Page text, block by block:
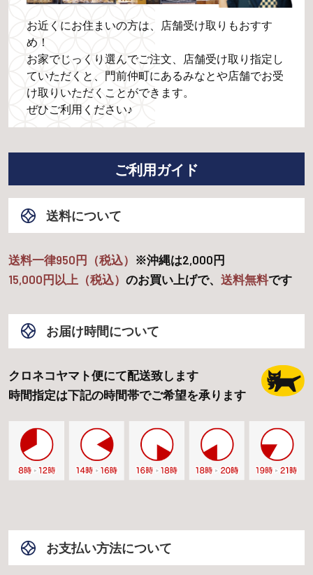
お近くにお住まいの方は、店舗受け取りもおすす
め！
お家でじっくり選んでご注文、店舗受け取り指定し
ていただくと、門前仲町にあるみなとや店舗でお受
け取りいただくことができます。
ぜひご利用ください♪
ご利用ガイド
送料について
送料一律950円（税込） ※沖縄は2,000円
15,000円以上（税込） のお買い上げで、 送料無料です
お届け時間について
クロネコヤマト便にて配送致します
時間指定は下記の時間帯でご希望を承ります
お支払い方法について